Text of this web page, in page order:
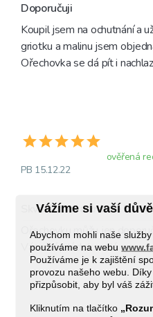
Vážíme si vaší
Abychom mohli naše
používáme na webu
Používáme je k zajištění
provozu našeho webu.
přizpůsobit, aby byl váš
Kliknutím na tlačítko
Doporučuji
Koupil jsem na ochutnání a
griotku a malinu jsem
Ořechovka se dá pít i
ověřená
PB 15.12.22
Skvělá chuť a krásné balení
Ořechovku můžu jen
Vánoční pití dokonalá.